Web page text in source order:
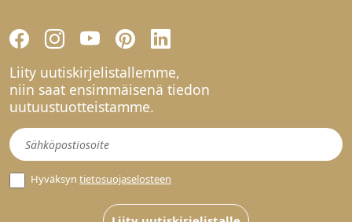
Liity uutiskirjelistallemme,
niin saat ensimmäisenä tiedon
uutuustuotteistamme.
Uutiskirje
Hyväksyn tietosuojaselosteen